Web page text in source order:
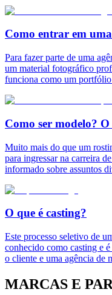
Como entrar em
Para fazer parte de uma
um material fotográfico
funciona como um portfólio
Como ser modelo?
Muito mais do que um
para ingressar na carreira
informado sobre assuntos
O que é casting?
Este processo seletivo de
conhecido como casting e
o cliente e uma agência de
MARCAS E